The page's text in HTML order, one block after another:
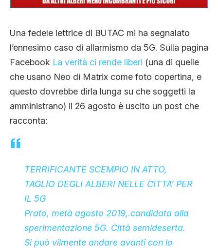
CLIMA ED ENERGIA
CONTATTI
CHI SIAMO
Una fedele lettrice di BUTAC mi ha segnalato
l’ennesimo caso di allarmismo da 5G. Sulla pagina
Facebook La verità ci rende liberi (una di quelle
che usano Neo di Matrix come foto copertina, e
questo dovrebbe dirla lunga su che soggetti la
amministrano) il 26 agosto è uscito un post che
racconta:
TERRIFICANTE SCEMPIO IN ATTO,
TAGLIO DEGLI ALBERI NELLE CITTA’ PER
IL 5G
Prato, metà agosto 2019,.candidata alla
sperimentazione 5G. Città semideserta.
Si può vilmente andare avanti con lo